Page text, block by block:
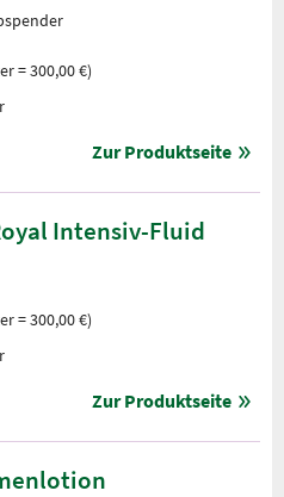
= 300,00 €)
Zur Produktseite
Intensiv-Fluid
= 300,00 €)
Zur Produktseite